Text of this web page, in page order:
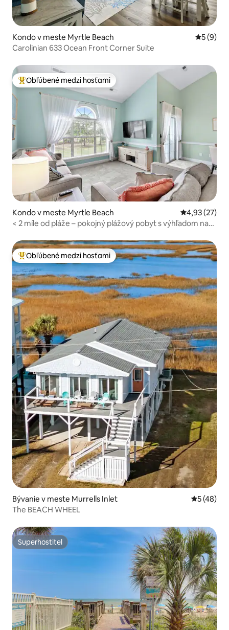
Kondo v meste Myrtle Beach
5 (9)
Carolinian 633 Ocean Front Corner Suite
Najobľúbenejšie medzi hosťami
Obľúbené medzi hosťami
Kondo v meste Myrtle Beach Priemerné
4,93 (27)
< 2 míle od pláže – pokojný plážový pobyt s výhľadom na
Najobľúbenejšie medzi hosťami
Obľúbené medzi hosťami
Bývanie v meste Murrells Inlet
5 (48)
The BEACH WHEEL
Superhostiteľ
Superhostiteľ